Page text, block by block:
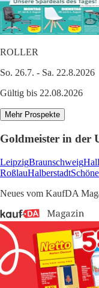
ROLLER
So. 26.7. - Sa. 22.8.2026
Gültig bis 22.08.2026
Mehr Prospekte
Goldmeister in der
LeipzigBraunschweig
RoßlauHalberstadt
Neues vom KaufDA